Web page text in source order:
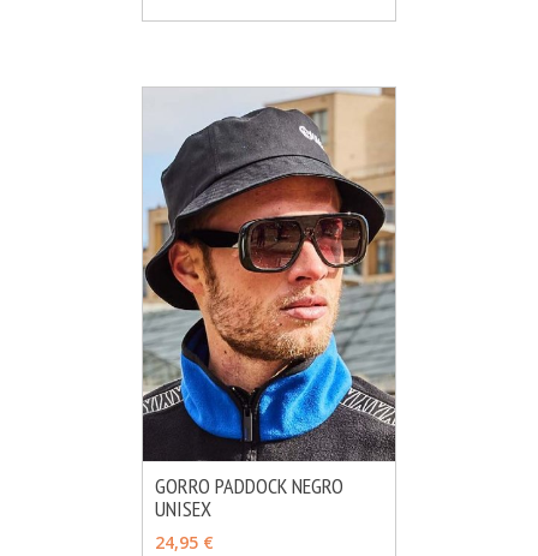
AÑADIR
GORRO PADDOCK NEGRO
UNISEX
24,95 €